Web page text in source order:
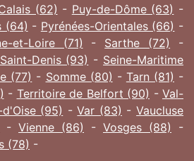
(62) - Puy-de-Dôme (63) -
(64) - Pyrénées-Orientales (66) -
et-Loire (71) - Sarthe (72)
-
Denis (93) - Seine-Maritime
(77) - Somme (80) - Tarn (81) -
- Territoire de Belfort (90) - Val-
d'Oise (95) -Var (83) -Vaucluse
- Vienne (86) - Vosges (88) -
(78) -